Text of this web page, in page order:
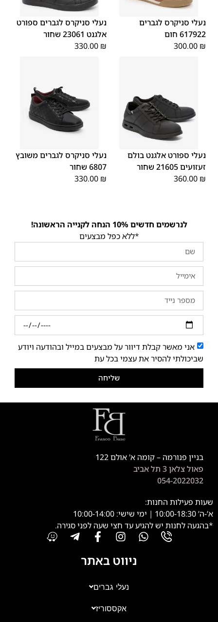
נעלי סניקרס לגברים
617922 חום
300.00 ₪
39
40
41
42
43
44
45
נעלי סניקרס לגברים ספורט
אלגנט 23061 שחור
330.00 ₪
40
41
42
43
נעלי ספורט אלגנט בולם
זעזועים 21605 שחור
360.00 ₪
נעלי סניקרס לגברים משובץ
6807 שחור
330.00 ₪
לנרשמים חדשים 10% הנחה לקנייה הראשונה!
*ללא כפל מבצעים
אני מאשר קבלת דיוור על מבצעים במייל ובהודעה ויודע
שביכולתי להסיר את עצמי בכל עת
שליחה
בניין פנורמה – קומה א' אולם 122
פאול צלאן 3 תל אביב
054-2022032
שעות פעילות החנות:
א’-ה’ 10:00-18:30 | ימי שישי: 10:00-14:00
*בהגעה לחנות יש להגיע עד חצי שעה לפני סגירה.
ניווט באתר
נעלי גברים
אקססוריז